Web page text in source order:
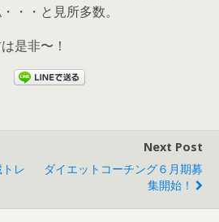
・・と見所多数。
是非〜！
レ
Next Post
ダイエットコーチング６月期募
集開始！